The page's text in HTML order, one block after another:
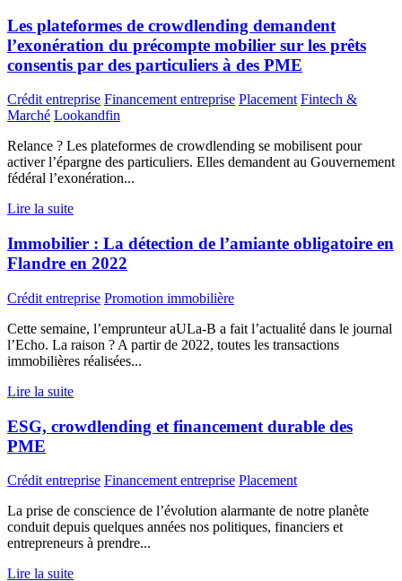
Les plateformes de crowdlending demandent
l’exonération du précompte mobilier sur les prêts
consentis par des particuliers à des PME
Crédit entreprise Financement entreprise Placement Fintech &
Marché Lookandfin
Relance ? Les plateformes de crowdlending se mobilisent pour
activer l’épargne des particuliers. Elles demandent au Gouvernement
fédéral l’exonération...
Lire la suite
Immobilier : La détection de l’amiante obligatoire en
Flandre en 2022
Crédit entreprise Promotion immobilière
Cette semaine, l’emprunteur aULa-B a fait l’actualité dans le journal
l’Echo. La raison ? A partir de 2022, toutes les transactions
immobilières réalisées...
Lire la suite
ESG, crowdlending et financement durable des
PME
Crédit entreprise Financement entreprise Placement
La prise de conscience de l’évolution alarmante de notre planète
conduit depuis quelques années nos politiques, financiers et
entrepreneurs à prendre...
Lire la suite